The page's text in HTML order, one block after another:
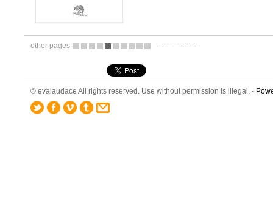
other pages - - - - - - - - -
© evalaudace All rights reserved. Use without permission is illegal. -